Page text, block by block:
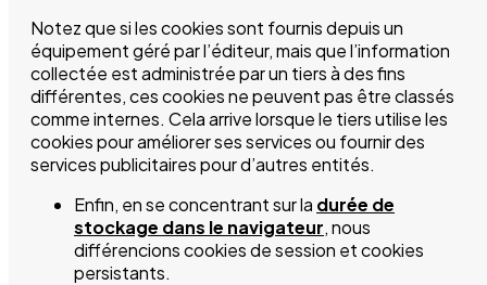
Notez que si les cookies sont fournis depuis un
équipement géré par l’éditeur, mais que l’information
collectée est administrée par un tiers à des fins
différentes, ces cookies ne peuvent pas être classés
comme internes. Cela arrive lorsque le tiers utilise les
cookies pour améliorer ses services ou fournir des
services publicitaires pour d’autres entités.
Enfin, en se concentrant sur la durée de
stockage dans le navigateur, nous
différencions cookies de session et cookies
persistants.